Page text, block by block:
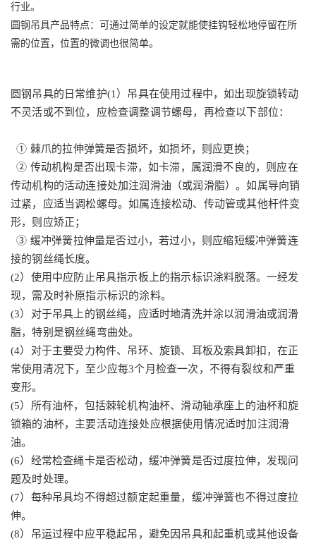
行业。
圆钢吊具产品特点：可通过简单的设定就能使挂钩轻松地停留在所
需的位置，位置的微调也很简单。
圆钢吊具的日常维护(1）吊具在使用过程中，如出现旋锁转动
不灵活或不到位，应检查调整调节螺母，再检查以下部位：
① 棘爪的拉伸弹簧是否损坏，如损坏，则应更换；
② 传动机构是否出现卡滞，如卡滞，属润滑不良的，则应在
传动机构的活动连接处加注润滑油（或润滑脂）。如属导向销
过紧，应适当调松螺母。如属连接松动、传动管或其他杆件变
形，则应矫正；
③ 缓冲弹簧拉伸量是否过小，若过小，则应缩短缓冲弹簧连
接的钢丝绳长度。
(2）使用中应防止吊具指示板上的指示标识涂料脱落。一经发
现，需及时补原指示标识的涂料。
(3）对于吊具上的钢丝绳，应适时地清洗并涂以润滑油或润滑
脂，特别是钢丝绳弯曲处。
(4）对于主要受力构件、吊环、旋锁、耳板及索具卸扣，在正
常使用清况下，至少应每3个月检查一次，不得有裂纹和严重
变形。
(5）所有油杯，包括棘轮机构油杯、滑动轴承座上的油杯和旋
锁箱的油杯，主要活动连接处应根据使用情况适时加注润滑
油。
(6）经常检查绳卡是否松动，缓冲弹簧是否过度拉伸，发现问
题及时处理。
(7）每种吊具均不得超过额定起重量，缓冲弹簧也不得过度拉
伸。
(8）吊运过程中应平稳起吊，避免因吊具和起重机或其他设备